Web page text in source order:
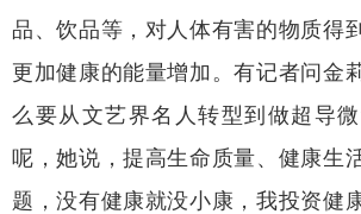
品、饮品等，对人体有害的物质得
更加健康的能量增加。有记者问金
么要从文艺界名人转型到做超导
呢，她说，提高生命质量、健康生
题，没有健康就没小康，我投资健